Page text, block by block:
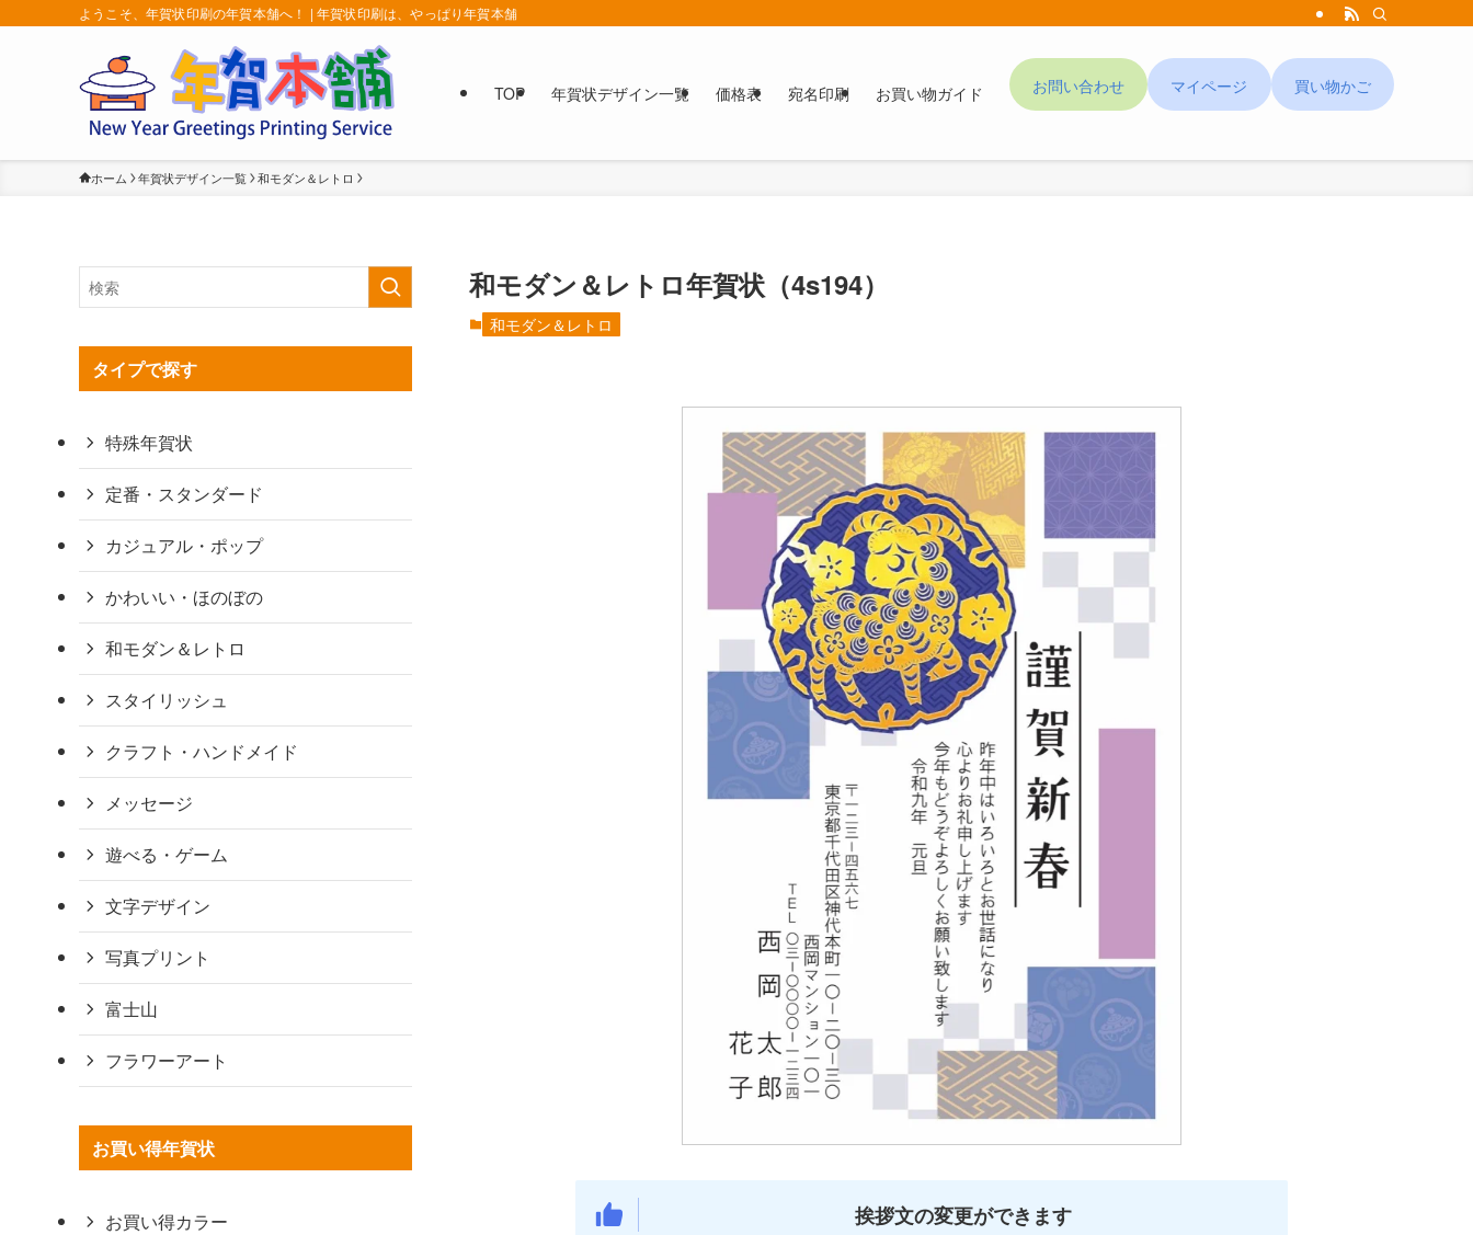
ようこそ、年賀状印刷の年賀本舗へ！ | 年賀状印刷は、やっぱり年賀本舗
TOP 年賀状デザイン一覧 価格表 宛名印刷 お買い物ガイド お問い合わせ マイページ 買い物かご
ホーム 年賀状デザイン一覧 和モダン＆レトロ
和モダン＆レトロ年賀状（4s194）
和モダン＆レトロ
挨拶文の変更ができます
タイプで探す
特殊年賀状
定番・スタンダード
カジュアル・ポップ
かわいい・ほのぼの
和モダン＆レトロ
スタイリッシュ
クラフト・ハンドメイド
メッセージ
遊べる・ゲーム
文字デザイン
写真プリント
富士山
フラワーアート
お買い得年賀状
お買い得カラー